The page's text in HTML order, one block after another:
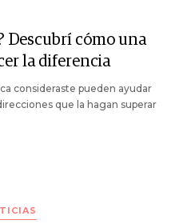
Descubrí cómo una
la diferencia
consideraste pueden ayudar
que la hagan superar